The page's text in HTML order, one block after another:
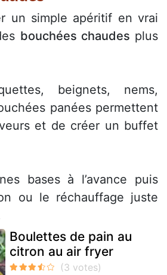
un simple apéritif en vrai
bouchées chaudes plus
beignets, nems,
panées permettent
et de créer un buffet
bases à l’avance puis
ou le réchauffage juste
Boulettes de pain au
citron au air fryer